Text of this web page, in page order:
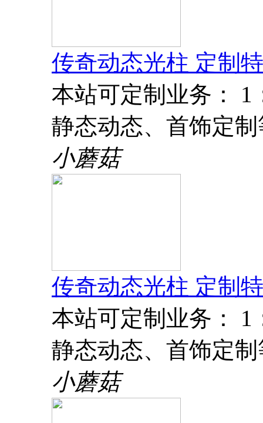
传奇动态光柱 定制
本站可定制业务： 1
静态动态、首饰定
小蘑菇
传奇动态光柱 定制
本站可定制业务： 1
静态动态、首饰定
小蘑菇